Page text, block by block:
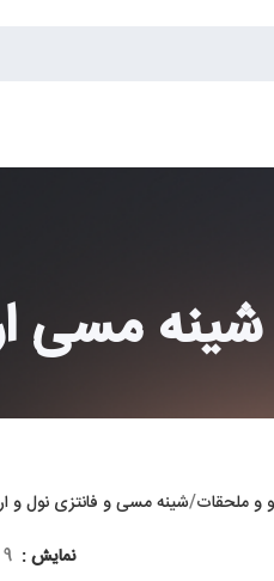
شینه مسی
و ملحقات شینه مسی و فانتزی نول و
نمایش 9